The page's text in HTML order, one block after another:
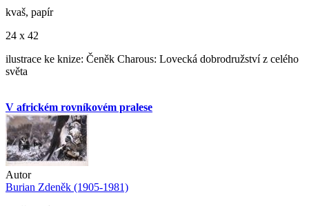
kvaš, papír
24 x 42
ilustrace ke knize: Čeněk Charous: Lovecká dobrodružství z celého
světa
V africkém rovníkovém pralese
Autor
Burian Zdeněk (1905-1981)